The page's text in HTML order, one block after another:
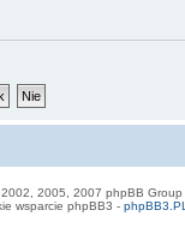
2005, 2007 phpBB Group
wsparcie phpBB3 - phpBB3.PL